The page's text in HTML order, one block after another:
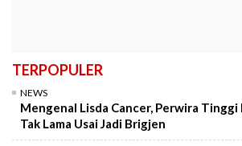
TERPOPULER
NEWS
Mengenal Lisda Cancer, Perwira Tinggi
Tak Lama Usai Jadi Brigjen